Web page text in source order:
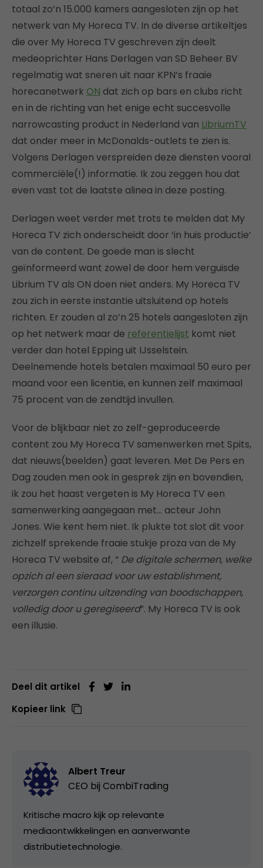
totaal zo’n 15.000 kamers aangesloten zijn op het
netwerk van My Horeca TV. In de diverse artikeltjes
die over My Horeca TV geschreven zijn deelt
medeoprichter Hans Derlagen van SD Beheer BV
regelmatig wat sneren uit naar KPN’s fraaie
horecanetwerk ON dat zich op bars en clubs richt
en in de richting van het enige echt succesvolle
narrowcasting product in Nederland van LibriumTV
dat onder meer in McDonalds-outlets te zien is.
Volgens Derlagen verspreiden deze diensten vooral
commerciële(!) informatie. Ik zou zeggen hou dat
even vast tot de laatste alinea in deze posting.
Derlagen weet verder met trots te melden dat My
Horeca TV zich onderscheidt door ‘in huis productie’
van de content. De goede man is slecht
geïnformeerd want zowel de door hem verguisde
Librium TV als ON doen niet anders. My Horeca TV
zou zich in eerste instantie uitsluitend op hotels
richten. Er zouden al zo’n 25 hotels aangesloten zijn
op het netwerk maar de referentielijst komt niet
verder dan hotel Epping uit IJsselstein.
Deelnemende hotels betalen maximaal 50 euro per
maand voor een licentie, en kunnen zelf maximaal
75 procent van de zendtijd invullen.
Voor de blijkbaar niet zo zelf-geproduceerde
content zou My Horeca TV samenwerken met Spits,
dat nieuws(beelden) gaat leveren. Met De Pers en
Dag zouden men ook in gesprek zijn en bovendien,
ik zou het haast vergeten is My Horeca TV een
samenwerking aangegaan met… acteur John
Jones. Wie kent hem niet. Ik plukte tot slot dit voor
zichzelf sprekende fraaie stukje proza van de My
Horeca TV website af, “ De digitale schermen, welke
opzich al een sieraad voor uw establishment,
verzorgen continu uitzending van boodschappen,
volledig door u geregiseerd”. My Horeca TV is ook
een illusie.
Deel dit artikel
Kopieer link
Albert Treur
CEO bij CombiTrading
Kritische macro kijk op relevante
mediaontwikkelingen en aanverwante
distributietechnologie.